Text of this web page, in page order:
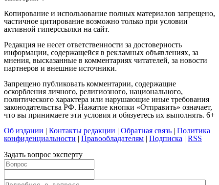
Копирование и использование полных материалов запрещено,
частичное цитирование возможно только при условии
активной гиперссылки на сайт.
Редакция не несет ответственности за достоверность
информации, содержащейся в рекламных объявлениях, за
мнения, высказанные в комментариях читателей, за новости
партнеров и внешние источники.
Запрещено публиковать комментарии, содержащие
оскорбления личного, религиозного, национального,
политического характера или нарушающие иные требования
законодательства РФ. Нажатие кнопки «Отправить» означает,
что вы принимаете эти условия и обязуетесь их выполнять. 6+
Об издании | Контакты редакции | Обратная связь | Политика
конфиденциальности | Правообладателям | Подписка | RSS
Задать вопрос эксперту